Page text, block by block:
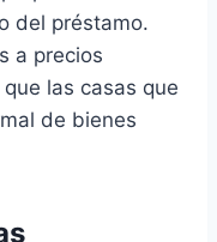
del préstamo.
a precios
las casas que
de bienes